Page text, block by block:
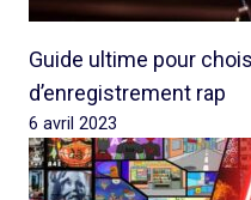
Guide ultime pour
d’enregistrement rap
6 avril 2023